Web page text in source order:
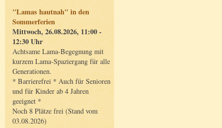
"Lamas hautnah" in den
Sommerferien
Mittwoch, 26.08.2026, 11:00 -
12:30 Uhr
Achtsame Lama-Begegnung mit
kurzem Lama-Spaziergang für alle
Generationen.
* Barrierefrei * Auch für Senioren
und für Kinder ab 4 Jahren
geeignet *
Noch 8 Plätze frei (Stand vom
03.08.2026)